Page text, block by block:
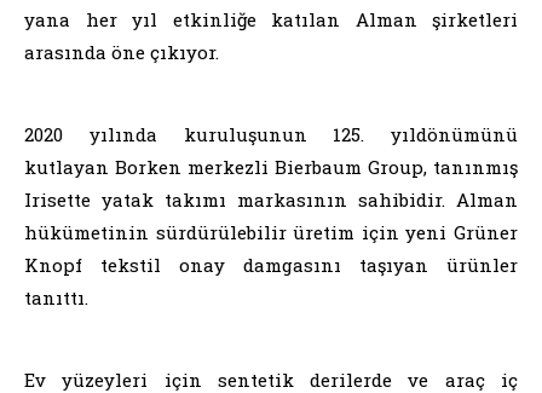
yana her yıl etkinliğe katılan Alman şirketleri
arasında öne çıkıyor.
2020 yılında kuruluşunun 125. yıldönümünü
kutlayan Borken merkezli Bierbaum Group, tanınmış
Irisette yatak takımı markasının sahibidir. Alman
hükümetinin sürdürülebilir üretim için yeni Grüner
Knopf tekstil onay damgasını taşıyan ürünler
tanıttı.
Ev yüzeyleri için sentetik derilerde ve araç iç